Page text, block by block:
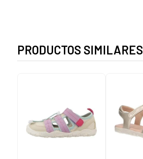
PRODUCTOS SIMILARES